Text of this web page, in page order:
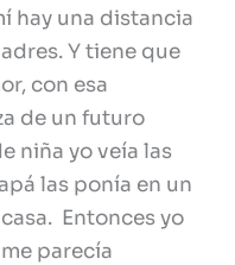
hay una distancia
Y tiene que
con esa
de un futuro
niña yo veía las
las ponía en un
Entonces yo
parecía